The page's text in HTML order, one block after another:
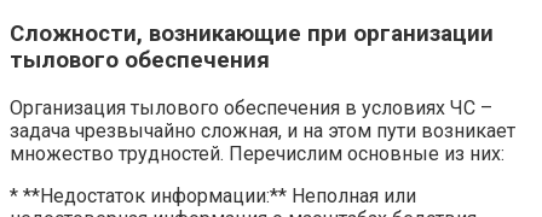
Сложности, возникающие при организации
тылового обеспечения
Организация тылового обеспечения в условиях ЧС –
задача чрезвычайно сложная, и на этом пути возникает
множество трудностей. Перечислим основные из них:
* **Недостаток информации:** Неполная или